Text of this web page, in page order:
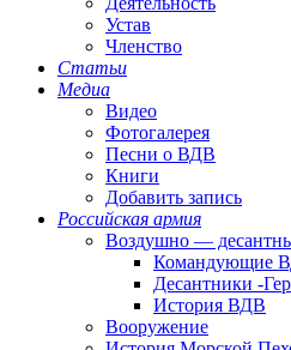
Устав
Членство
Статьи
Медиа
Видео
Фотогалерея
Песни о ВДВ
Книги
Добавить запись
Российская армия
Воздушно —
Командующие
Десантники -
История ВДВ
Вооружение